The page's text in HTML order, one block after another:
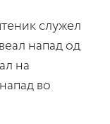
служел
напад од
на
во